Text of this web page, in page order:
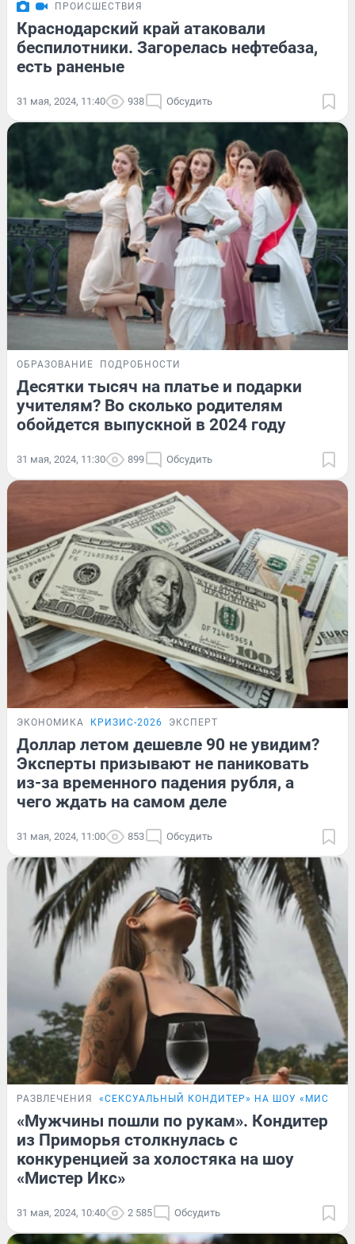
ПРОИСШЕСТВИЯ
Краснодарский край атаковали
беспилотники. Загорелась нефтебаза,
есть раненые
31 мая, 2024, 11:40 938 Обсудить
ОБРАЗОВАНИЕ ПОДРОБНОСТИ
Десятки тысяч на платье и подарки
учителям? Во сколько родителям
обойдется выпускной в 2024 году
31 мая, 2024, 11:30 899 Обсудить
ЭКОНОМИКА КРИЗИС-2026 ЭКСПЕРТ
Доллар летом дешевле 90 не увидим?
Эксперты призывают не паниковать
из-за временного падения рубля, а
чего ждать на самом деле
31 мая, 2024, 11:00 853 Обсудить
РАЗВЛЕЧЕНИЯ «СЕКСУАЛЬНЫЙ КОНДИТЕР» НА ШОУ «МИСТЕР
«Мужчины пошли по рукам». Кондитер
из Приморья столкнулась с
конкуренцией за холостяка на шоу
«Мистер Икс»
31 мая, 2024, 10:40 2 585 Обсудить